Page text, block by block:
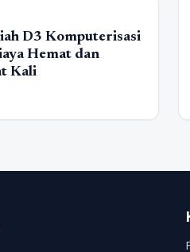
D3 Komputerisasi
Hemat dan
Kali